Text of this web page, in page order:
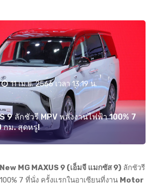
11 เม.ย. 2566 เวลา 13:19 น.
9 ลักชัวรี MPV พลังงานไฟฟ้า 100% 7
กม. สุดหรู!
New MG MAXUS 9 (เอ็มจี แมกซัส 9) ลักชัวรี
7 ที่นั่ง ครั้งแรกในอาเซียนที่งาน Motor